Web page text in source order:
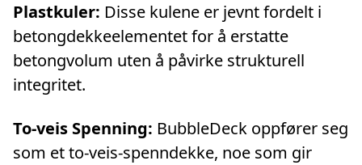
Plastkuler: Disse kulene er jevnt fordelt i
betongdekkeelementet for å erstatte
betongvolum uten å påvirke strukturell
integritet.
To-veis Spenning: BubbleDeck oppfører seg
som et to-veis-spenndekke, noe som gir